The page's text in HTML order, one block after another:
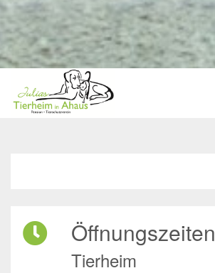
Öffnungszeiten
Tierheim